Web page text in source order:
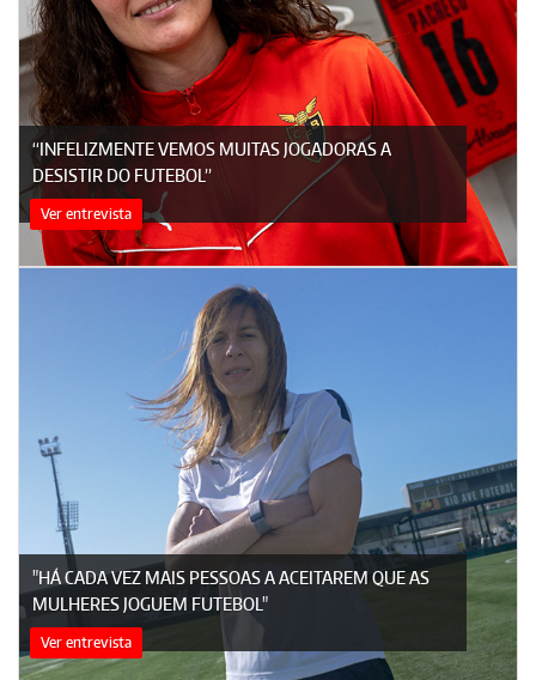
“INFELIZMENTE VEMOS MUITAS JOGADORAS A
DESISTIR DO FUTEBOL”
Ver entrevista
"HÁ CADA VEZ MAIS PESSOAS A ACEITAREM QUE AS
MULHERES JOGUEM FUTEBOL"
Ver entrevista